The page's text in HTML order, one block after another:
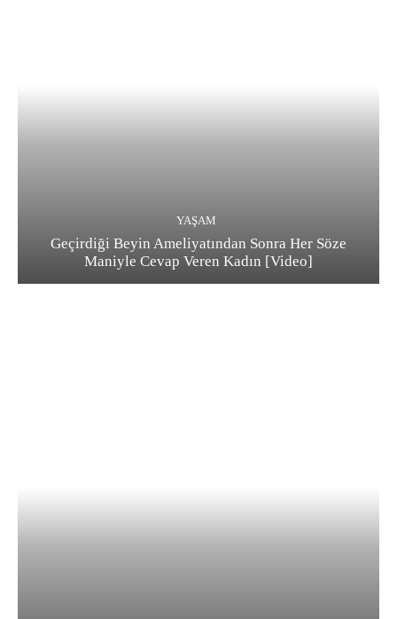
YAŞAM
Geçirdiği Beyin Ameliyatından Sonra Her Söze
Maniyle Cevap Veren Kadın [Video]